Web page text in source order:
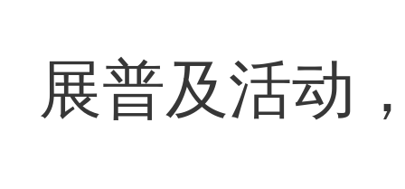
展普及活动